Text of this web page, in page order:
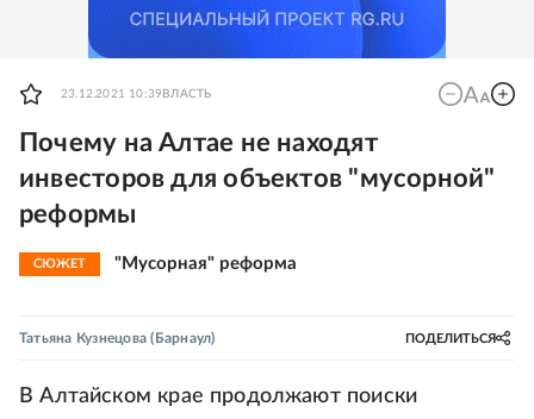
23.12.2021 10:39 ВЛАСТЬ
Почему на Алтае не находят
инвесторов для объектов "мусорной"
реформы
СЮЖЕТ "Мусорная" реформа
Татьяна Кузнецова (Барнаул) ПОДЕЛИТЬСЯ
В Алтайском крае продолжают поиски